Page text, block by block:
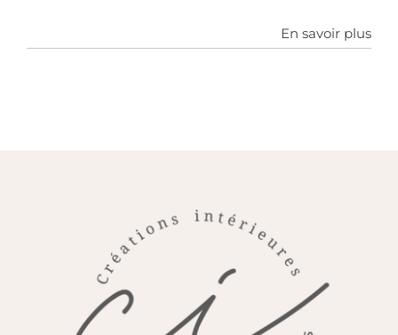
En savoir plus